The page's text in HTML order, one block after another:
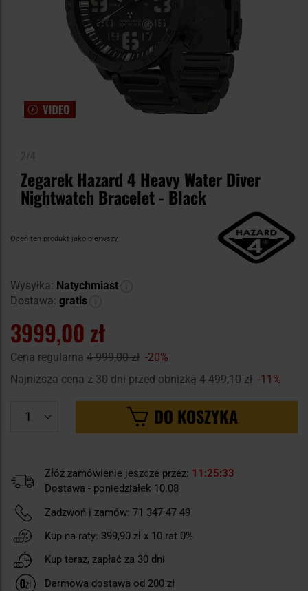
Zegarek Hazard 4 Heavy Water Diver
Nightwatch Bracelet - Black
Oceń ten produkt jako pierwszy
Wysyłka: Natychmiast
Dostawa: gratis
3999,00 zł
Cena regularna 4 999,00 zł -20%
Najniższa cena z 30 dni przed obniżką 4 499,10 zł -11%
DO KOSZYKA
Złóż zamówienie jeszcze przez: 11 25 32
Dostawa - poniedziałek 10.08
Zadzwoń i zamów: 71 347 47 49
Kup na raty: 399,90 zł x 10 rat 0%
Kup teraz, zapłać za 30 dni
Darmowa dostawa od 200 zł